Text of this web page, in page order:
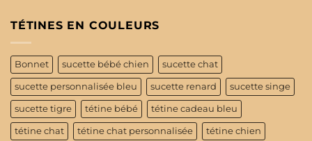
TÉTINES EN COULEURS
Bonnet sucette bébé chien sucette chat
sucette personnalisée bleu sucette renard sucette singe
sucette tigre tétine bébé tétine cadeau bleu
tétine chat tétine chat personnalisée tétine chien